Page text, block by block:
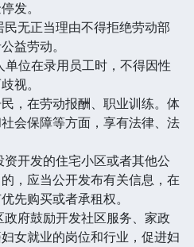
发。
无正当理由不得拒绝劳动部
益劳动。
在录用员工时，不得因性
视。
在劳动报酬、职业训练。体
会保障等方面，享有法律、法
开发的住宅小区或者其他公
，应当公开发布有关信息，在
先购买或者承租权。
府鼓励开发社区服务、家政
女就业的岗位和行业，促进妇